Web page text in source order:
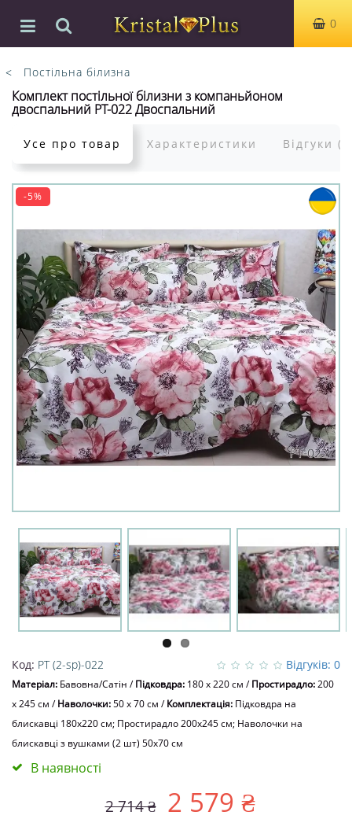
0
Постільна білизна
Комплект постільної білизни з компаньйоном
двоспальний PT-022 Двоспальний
Усе про товар Характеристики Відгуки
-5%
Відгуків: 0
Код: PT (2-sp)-022
Матеріал: Бавовна/Сатін /Підковдра: 180 x 220 см /Простирадло:200
x 245 см /Наволочки:50 х 70 см /Комплектація: Підковдра на
блискавці 180x220 см; Простирадло 200x245 см; Наволочки на
блискавці з вушками (2 шт) 50х70 см
В наявності
2 714 ₴ 2 579 ₴